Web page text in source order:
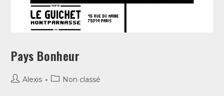
Pays Bonheur
Alexis Non classé